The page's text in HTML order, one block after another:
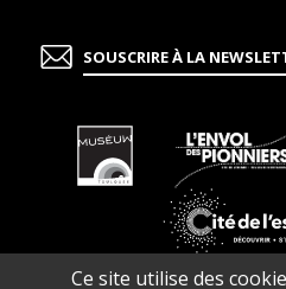
Ce site utilise des
SOUSCRIRE À LA
plus
En
savoir
plus